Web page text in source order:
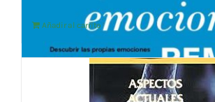
Añadir al carrito
ASPECTOS ACTUALES DE LA
NEURALTERAPIA